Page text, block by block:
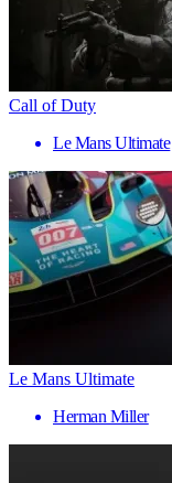
Call of Duty
Le Mans Ultimate
Le Mans Ultimate
Herman Miller